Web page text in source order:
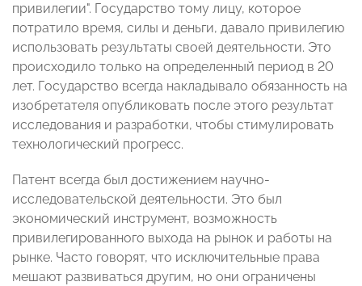
привилегии". Государство тому лицу, которое
потратило время, силы и деньги, давало привилегию
использовать результаты своей деятельности. Это
происходило только на определенный период в 20
лет. Государство всегда накладывало обязанность на
изобретателя опубликовать после этого результат
исследования и разработки, чтобы стимулировать
технологический прогресс.
Патент всегда был достижением научно-
исследовательской деятельности. Это был
экономический инструмент, возможность
привилегированного выхода на рынок и работы на
рынке. Часто говорят, что исключительные права
мешают развиваться другим, но они ограничены